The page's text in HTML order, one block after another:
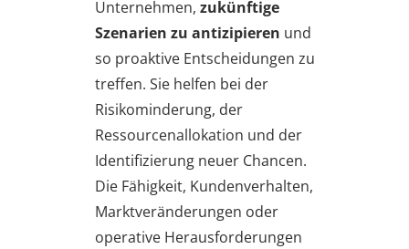
Unternehmen, zukünftige
Szenarien zu antizipieren und
so proaktive Entscheidungen zu
treffen. Sie helfen bei der
Risikominderung, der
Ressourcenallokation und der
Identifizierung neuer Chancen.
Die Fähigkeit, Kundenverhalten,
Marktveränderungen oder
operative Herausforderungen